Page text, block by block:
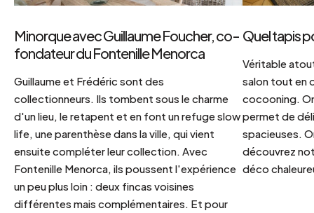
Minorque avec Guillaume Foucher, co-
fondateur du Fontenille Menorca
Guillaume et Frédéric sont des
collectionneurs. Ils tombent sous le charme
d'un lieu, le retapent et en font un refuge slow
life, une parenthèse dans la ville, qui vient
ensuite compléter leur collection. Avec
Fontenille Menorca, ils poussent l'expérience
un peu plus loin : deux fincas voisines
différentes mais complémentaires. Et pour
Quel tapis
Véritable
salon tout en
cocooning.
permet de
spacieuses.
découvrez
déco